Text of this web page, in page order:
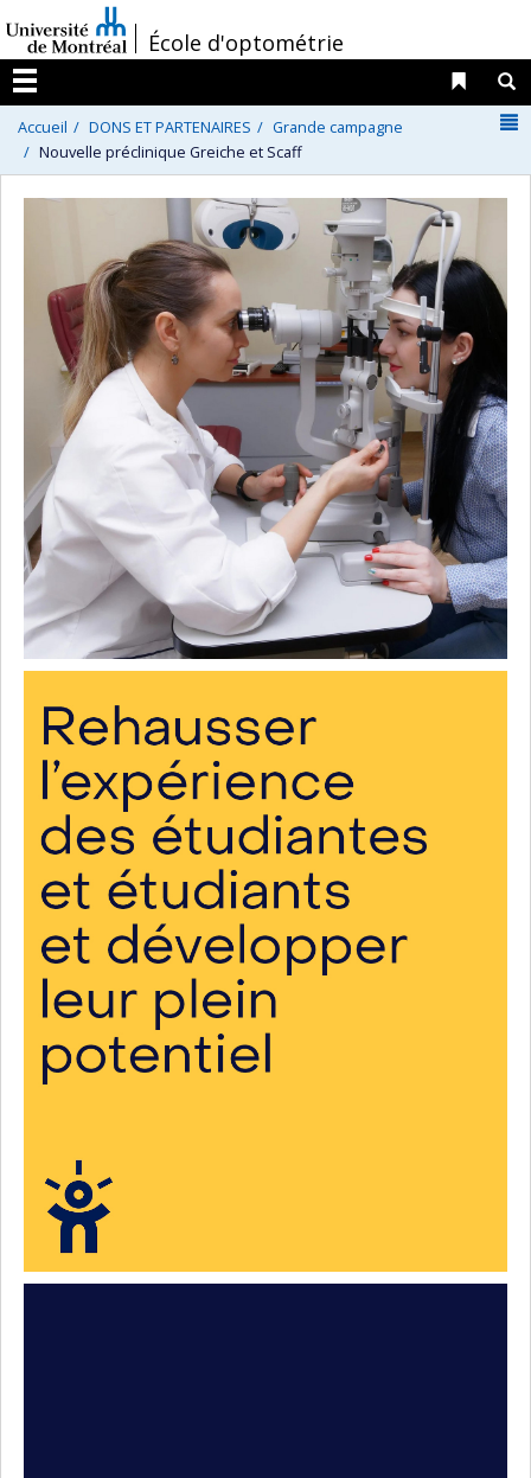
au
contenu
/École d'optométrie
Menu
Liens
Accueil DONS ET PARTENAIRES
Grande campagne
Nouvelle préclinique Greiche et Scaff